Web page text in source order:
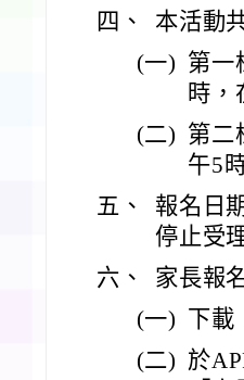
四、
本活動
(一) 第一
時，
(二) 第二
午5
五、
報名日
停止受
六、
家長報
(一) 下載
(二) 於